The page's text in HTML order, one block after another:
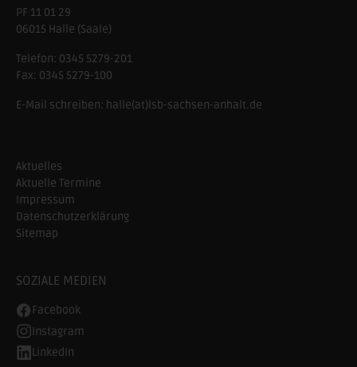
PF 11 01 29
06015 Halle (Saale)
Telefon: 0345 5279-201
Fax: 0345 5279-100
E-Mail schreiben: halle(at)lsb-sachsen-anhalt.de
Aktuelles
Aktuelle Termine
Impressum
Datenschutzerklärung
Sitemap
SOZIALE MEDIEN
Facebook
Instagram
LinkedIn